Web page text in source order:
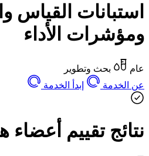
استبانات القياس
ومؤشرات الأداء
عام
بحث وتطوير
عن الخدمة
إبدأ الخدمة
نتائج تقييم أعضاء